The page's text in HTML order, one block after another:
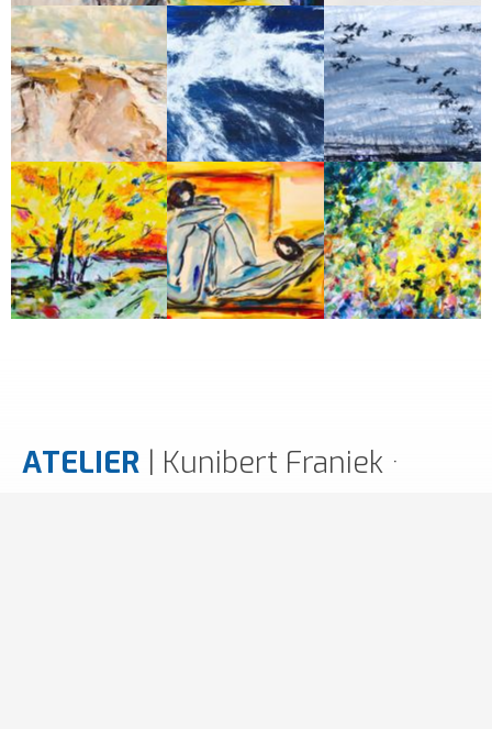
ATELIER | Kunibert Franiek ·